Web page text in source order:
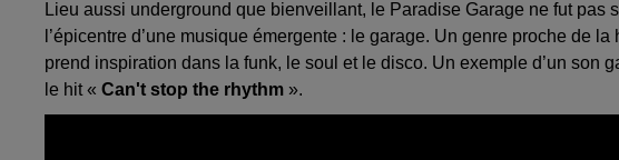
Lieu aussi underground que bienveillant, le Paradise Garage ne fut pas
l’épicentre d’une musique émergente : le garage. Un genre proche de
prend inspiration dans la funk, le soul et le disco. Un exemple d’un son
le hit « Can't stop the rhythm ».